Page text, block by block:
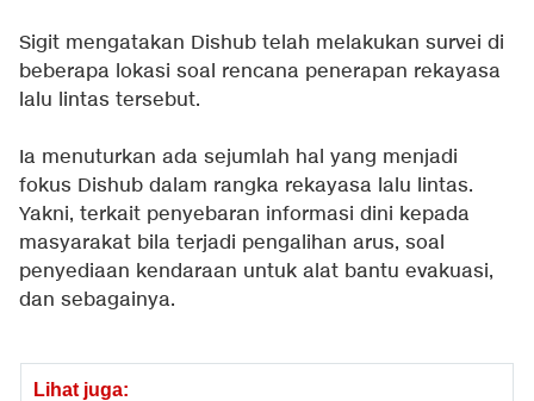
Sigit mengatakan Dishub telah melakukan survei di
beberapa lokasi soal rencana penerapan rekayasa
lalu lintas tersebut.
Ia menuturkan ada sejumlah hal yang menjadi
fokus Dishub dalam rangka rekayasa lalu lintas.
Yakni, terkait penyebaran informasi dini kepada
masyarakat bila terjadi pengalihan arus, soal
penyediaan kendaraan untuk alat bantu evakuasi,
dan sebagainya.
Lihat juga: